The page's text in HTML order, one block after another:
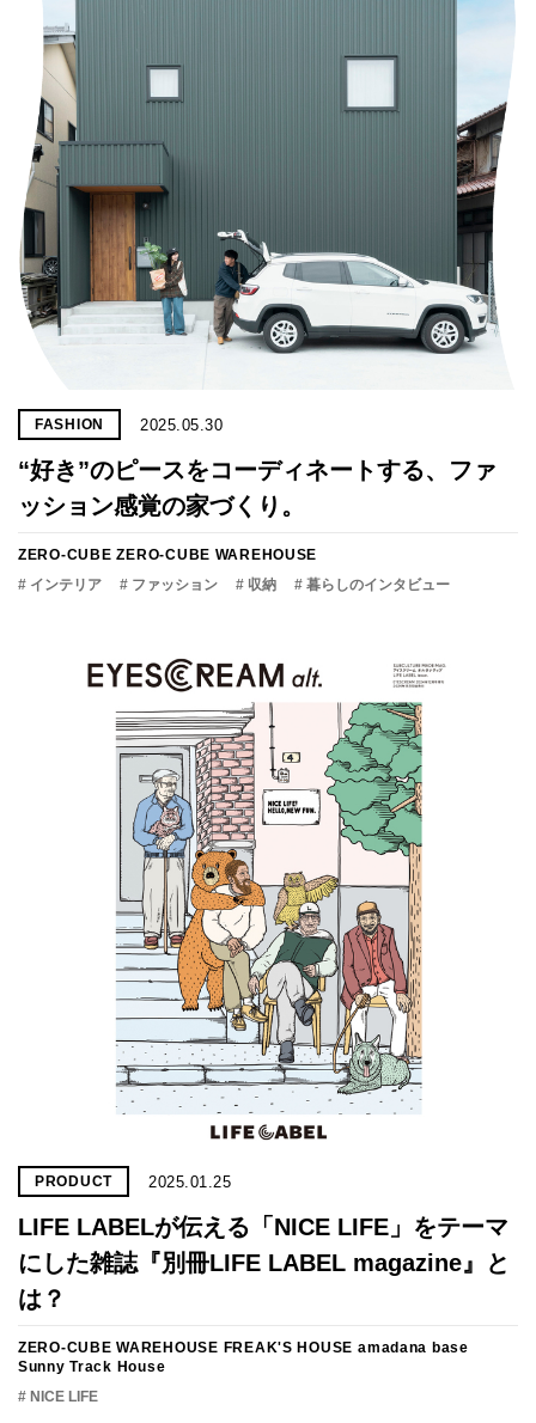
FASHION 2025.05.30
“好き”のピースをコーディネートする、ファ
ッション感覚の家づくり。
ZERO-CUBE ZERO-CUBE WAREHOUSE
# インテリア
# ファッション # 収納 # 暮らしのインタビュー
PRODUCT 2025.01.25
LIFE LABELが伝える「NICE LIFE」をテーマ
にした雑誌『別冊LIFE LABEL magazine』と
は？
ZERO-CUBE WAREHOUSE FREAK'S HOUSE amadana base
Sunny Track House
# NICE LIFE